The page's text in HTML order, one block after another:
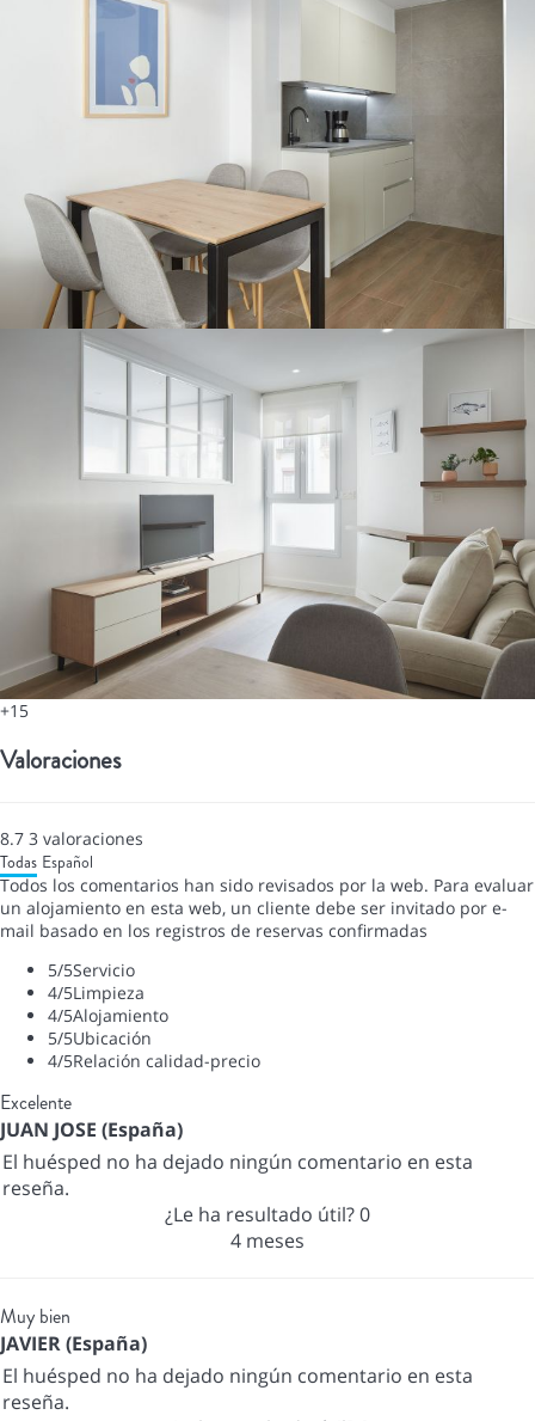
+15
Valoraciones
8.7 3 valoraciones
Todas Español
Todos los comentarios han sido revisados por la web. Para evaluar
un alojamiento en esta web, un cliente debe ser invitado por e-
mail basado en los registros de reservas confirmadas
5/5Servicio
4/5Limpieza
4/5Alojamiento
5/5Ubicación
4/5Relación calidad-precio
Excelente
JUAN JOSE (España)
El huésped no ha dejado ningún comentario en esta
reseña.
¿Le ha resultado útil?0
4 meses
Muy bien
JAVIER (España)
El huésped no ha dejado ningún comentario en esta
reseña.